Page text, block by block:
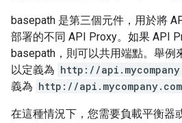
basepath 是第三個元件，用於將
部署的不同 API Proxy。如果 API
basepath，則可以共用端點。舉例
以定義為 http://
義為 http://
在這種情況下，您需要負載平衡器